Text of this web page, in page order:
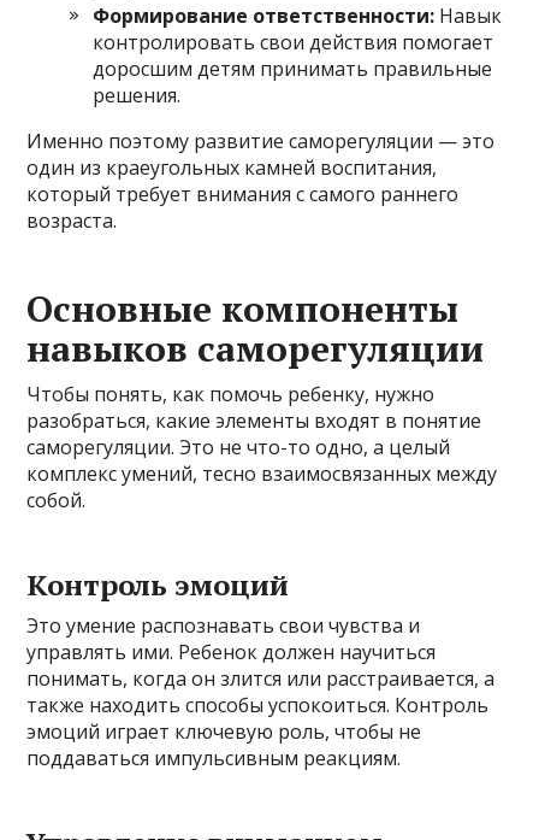
Формирование ответственности: Навык
контролировать свои действия помогает
доросшим детям принимать правильные
решения.
Именно поэтому развитие саморегуляции — это
один из краеугольных камней воспитания,
который требует внимания с самого раннего
возраста.
Основные компоненты
навыков саморегуляции
Чтобы понять, как помочь ребенку, нужно
разобраться, какие элементы входят в понятие
саморегуляции. Это не что-то одно, а целый
комплекс умений, тесно взаимосвязанных между
собой.
Контроль эмоций
Это умение распознавать свои чувства и
управлять ими. Ребенок должен научиться
понимать, когда он злится или расстраивается, а
также находить способы успокоиться. Контроль
эмоций играет ключевую роль, чтобы не
поддаваться импульсивным реакциям.